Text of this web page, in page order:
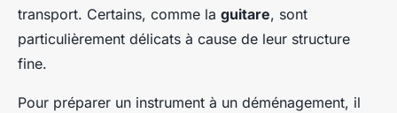
transport. Certains, comme la guitare, sont
particulièrement délicats à cause de leur structure
fine.
Pour préparer un instrument à un déménagement, il